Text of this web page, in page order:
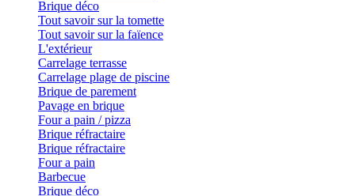
Brique déco
Tout savoir sur la tomette
Tout savoir sur la faïence
L'extérieur
Carrelage terrasse
Carrelage plage de piscine
Brique de parement
Pavage en brique
Four a pain / pizza
Brique réfractaire
Brique réfractaire
Four a pain
Barbecue
Brique déco